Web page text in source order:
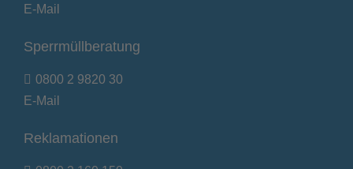
E-Mail
Sperrmüllberatung
0800 2 9820 30
E-Mail
Reklamationen